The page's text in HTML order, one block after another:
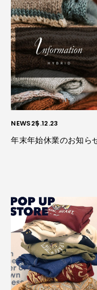
NEWS25.12.23
年末年始休業のお知ら